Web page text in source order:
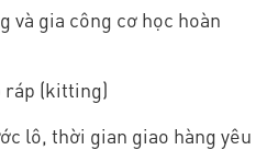
và gia công cơ học hoàn
ráp (kitting)
lô, thời gian giao hàng yêu